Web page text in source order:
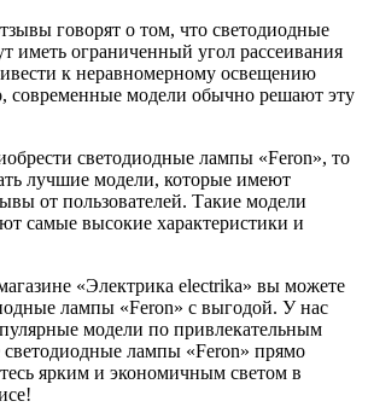
говорят о том, что светодиодные
иметь ограниченный угол рассеивания
к неравномерному освещению
современные модели обычно решают эту
светодиодные лампы «Feron», то
лучшие модели, которые имеют
от пользователей. Такие модели
самые высокие характеристики и
«Электрика electrika» вы можете
лампы «Feron» с выгодой. У нас
модели по привлекательным
светодиодные лампы «Feron» прямо
ярким и экономичным светом в